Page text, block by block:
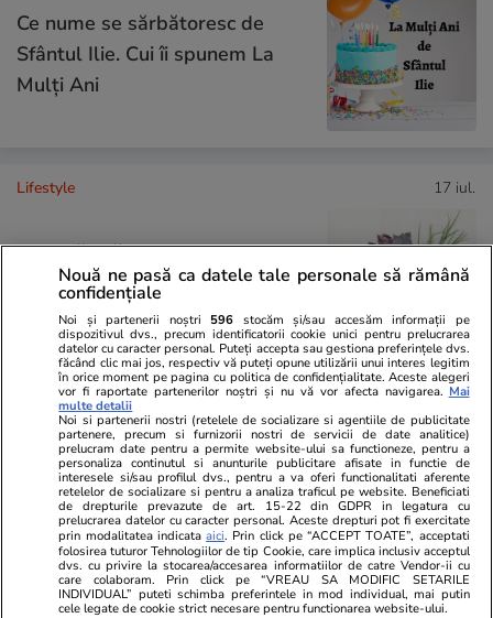
Ce nume se sărbătoresc de
Sfântul Ilie. Cui îi spunem La
Mulți Ani
Lifestyle 17 iul.
Cum păstrăm verdețurile
proaspete ca să reziste o
săptămână
Știri România 17 iul.
Sfântul Ilie – tradiții, obiceiuri și
superstiții. Ce să nu faci de
Sfântul Ilie
Nouă ne pasă ca datele tale personale să rămână
confidențiale
Noi și partenerii noștri 596 stocăm și/sau accesăm informații pe
dispozitivul dvs., precum identificatorii cookie unici pentru prelucrarea
datelor cu caracter personal. Puteți accepta sau gestiona preferințele dvs.
făcând clic mai jos, respectiv vă puteți opune utilizării unui interes legitim
în orice moment pe pagina cu politica de confidențialitate. Aceste alegeri
vor fi raportate partenerilor noștri și nu vă vor afecta navigarea. Mai
multe detalii
Noi si partenerii nostri (retelele de socializare si agentiile de publicitate
partenere, precum si furnizorii nostri de servicii de date analitice)
prelucram date pentru a permite website-ului sa functioneze, pentru a
personaliza continutul si anunturile publicitare afisate in functie de
interesele si/sau profilul dvs., pentru a va oferi functionalitati aferente
retelelor de socializare si pentru a analiza traficul pe website. Beneficiati
de drepturile prevazute de art. 15-22 din GDPR in legatura cu
prelucrarea datelor cu caracter personal. Aceste drepturi pot fi exercitate
prin modalitatea indicataaici. Prin click pe “ACCEPT TOATE”, acceptati
folosirea tuturor Tehnologiilor de tip Cookie, care implica inclusiv acceptul
dvs. cu privire la stocarea/accesarea informatiilor de catre Vendor-ii cu
care colaboram. Prin click pe “VREAU SA MODIFIC SETARILE
INDIVIDUAL” puteti schimba preferintele in mod individual, mai putin
cele legate de cookie strict necesare pentru functionarea website-ului.